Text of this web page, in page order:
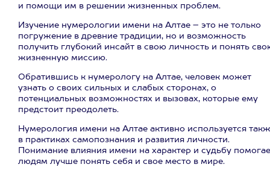
и помощи им в решении жизненных проблем.
Изучение нумерологии имени на Алтае – это не только
погружение в древние традиции, но и возможность
получить глубокий инсайт в свою личность и понять
жизненную миссию.
Обратившись к нумерологу на Алтае, человек может
узнать о своих сильных и слабых сторонах, о
потенциальных возможностях и вызовах, которые ему
предстоит преодолеть.
Нумерология имени на Алтае активно используется
в практиках самопознания и развития личности.
Понимание влияния имени на характер и судьбу
людям лучше понять себя и свое место в мире.